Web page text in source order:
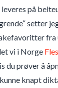
på
setter
vi i Norge
prøver å
knapt